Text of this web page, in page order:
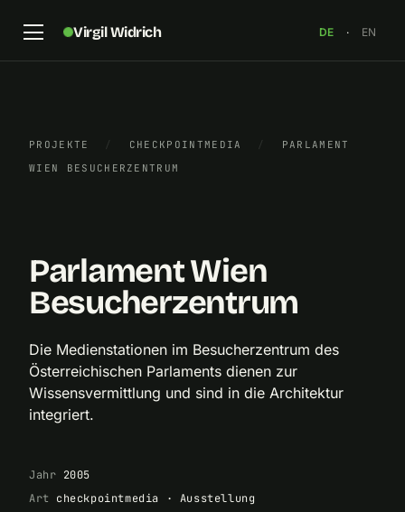
Virgil Widrich DE · EN
PROJEKTE / CHECKPOINTMEDIA /
PARLAMENT
WIEN BESUCHERZENTRUM
Parlament Wien
Parlament Wien
Besucherzentrum
Die Medienstationen im Besucherzentrum des
Österreichischen Parlaments dienen zur
Wissensvermittlung und sind in die Architektur
integriert.
Jahr 2005
Art
checkpointmedia · Ausstellung